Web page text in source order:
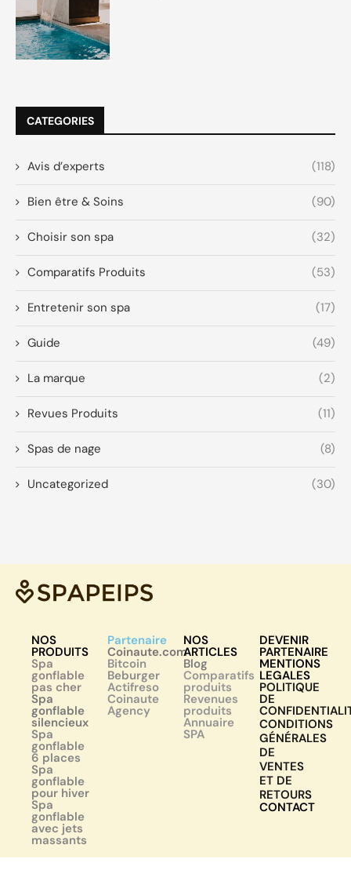
CATEGORIES
Avis d’experts (118)
Bien être & Soins (90)
Choisir son spa (32)
Comparatifs Produits (53)
Entretenir son spa (17)
Guide (49)
La marque (2)
Revues Produits (11)
Spas de nage (8)
Uncategorized (30)
NOS
PRODUITS
Spa
gonflable
pas cher
Spa
gonflable
silencieux
Spa
gonflable
6 places
Spa
gonflable
pour hiver
Spa
gonflable
avec jets
massants
Partenaire
Coinaute.com
Bitcoin
Beburger
Actifreso
Coinaute
Agency
NOS
ARTICLES
Blog
Comparatifs
produits
Revenues
produits
Annuaire
SPA
DEVENIR
PARTENAIRE
MENTIONS
LEGALES
POLITIQUE
DE
CONDITIONS
GÉNÉRALES
DE
VENTES
ET DE
RETOURS
CONTACT